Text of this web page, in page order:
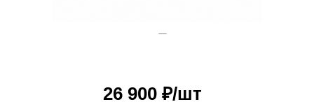
26 900 ₽/шт